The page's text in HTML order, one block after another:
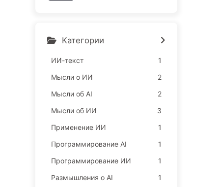
м, цифровые империи бе
ше время сосредоточенн
м ИИ166
Категории
ИИ-текст
1
Мысли о ИИ
2
Мысли об AI
2
Мысли об ИИ
3
Применение ИИ
1
Программирование AI
1
Программирование ИИ
1
Размышления о AI
1